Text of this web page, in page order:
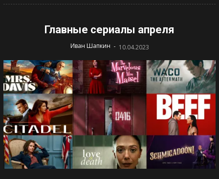
Главные сериалы апреля
Иван Шапкин - 10.04.2023